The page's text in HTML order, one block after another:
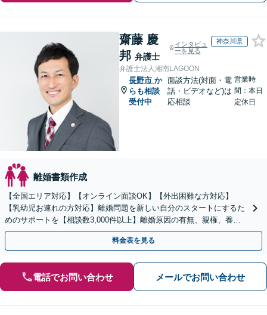
齋藤 慶
邦 弁護士
インタビュ
ーを見る
神奈川県
弁護士法人湘南LAGOON
長野市 か
らも相談
受付中
面談方法(対面・電
話・ビデオなど)は
応相談
営業時
間：本日
定休日
離婚書類作成
【全国エリア対応】【オンライン面談OK】【外出困難な方対応】
【乳幼児お連れの方対応】離婚問題を新しい自分のスタートにするた
めのサポートを【相談数3,000件以上】離婚原因の有無、親権、養育
費、財産分与、慰謝料請求【夜間・休日相談可】
料金表を見る
電話でお問い合わせ メールでお問い合わせ